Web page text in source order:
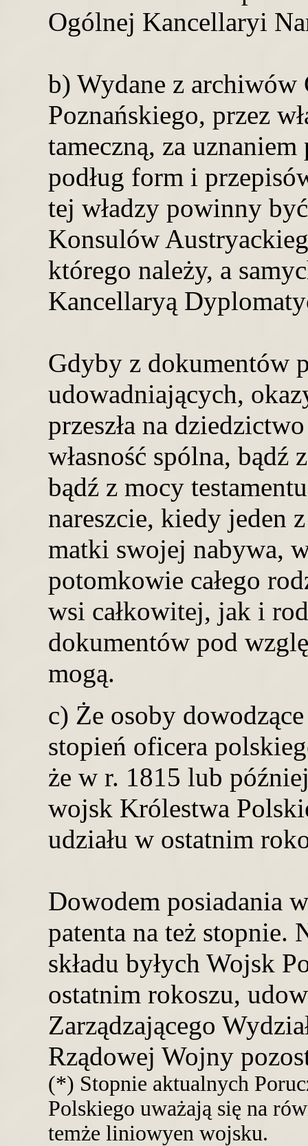
Ogólnej Kancellaryi
b) Wydane z
Poznańskiego, przez
tameczną, za
podług form i
tej władzy powinny
Konsulów
którego należy, a
Kancellaryą
Gdyby z dokumentów
udowadniających,
przeszła na
własność spólna, bądź
bądź z mocy
nareszcie, kiedy jeden
matki swojej nabywa,
potomkowie całego
wsi całkowitej, jak i
dokumentów pod
mogą.
c) Że osoby
stopień oficera
że w r. 1815 lub
wojsk Królestwa
udziału w ostatnim
Dowodem posiadania
patenta na też stopnie.
składu byłych Wojsk
ostatnim rokoszu,
Zarządzającego
Rządowej Wojny
(*) Stopnie aktualnych
Polskiego uważają się na
temże liniowyen wojsku.